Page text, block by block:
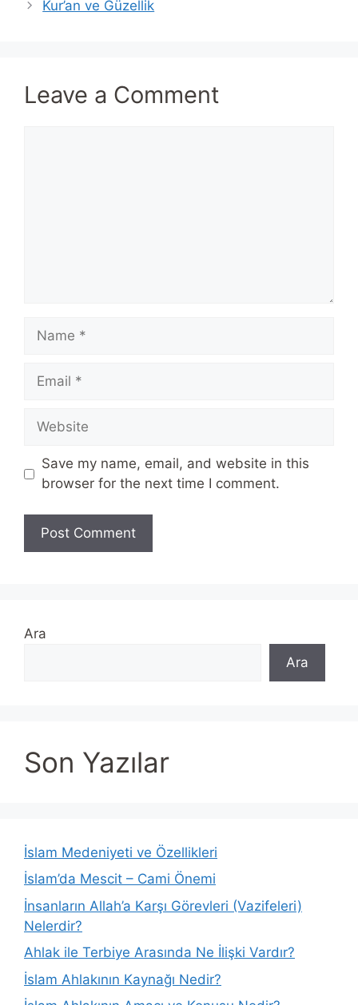
Kur’an ve Güzellik
Leave a Comment
Name
Email
Website
Save my name, email, and website in this
browser for the next time I comment.
Ara
Ara
Son Yazılar
İslam Medeniyeti ve Özellikleri
İslam’da Mescit – Cami Önemi
İnsanların Allah’a Karşı Görevleri (Vazifeleri)
Nelerdir?
Ahlak ile Terbiye Arasında Ne İlişki Vardır?
İslam Ahlakının Kaynağı Nedir?